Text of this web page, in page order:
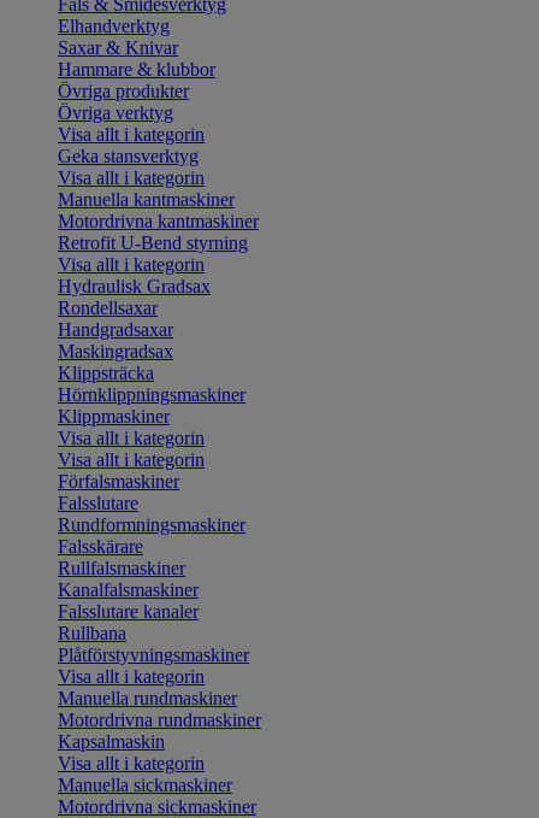
Fals & Smidesverktyg
Elhandverktyg
Saxar & Knivar
Hammare & klubbor
Övriga produkter
Övriga verktyg
Visa allt i kategorin
Geka stansverktyg
Visa allt i kategorin
Manuella kantmaskiner
Motordrivna kantmaskiner
Retrofit U-Bend styrning
Visa allt i kategorin
Hydraulisk Gradsax
Rondellsaxar
Handgradsaxar
Maskingradsax
Klippsträcka
Hörnklippningsmaskiner
Klippmaskiner
Visa allt i kategorin
Visa allt i kategorin
Förfalsmaskiner
Falsslutare
Rundformningsmaskiner
Falsskärare
Rullfalsmaskiner
Kanalfalsmaskiner
Falsslutare kanaler
Rullbana
Plåtförstyvningsmaskiner
Visa allt i kategorin
Manuella rundmaskiner
Motordrivna rundmaskiner
Kapsalmaskin
Visa allt i kategorin
Manuella sickmaskiner
Motordrivna sickmaskiner